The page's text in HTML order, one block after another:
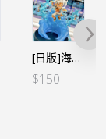
[日版]海賊王 WCF SPECIAL 路飛五檔
$150